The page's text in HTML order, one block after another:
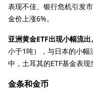
表现不佳、银行危机引发
金价上涨6%。
亚洲黄金ETF出现小幅流出。
小于1吨），与日本的小幅
中，土耳其的ETF基金表现
金条和金币